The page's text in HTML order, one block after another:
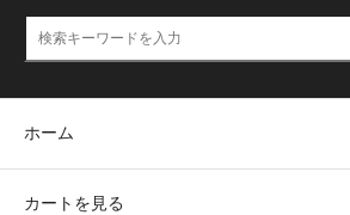
ホーム
カートを見る